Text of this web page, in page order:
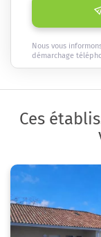
Nous vous
démarchage
Ces